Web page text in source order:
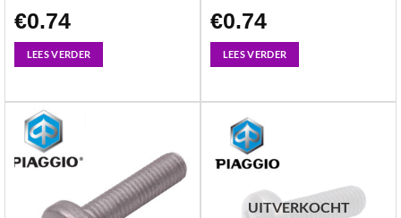
€0.74
LEES VERDER
€0.74
LEES VERDER
UITVERKOCHT